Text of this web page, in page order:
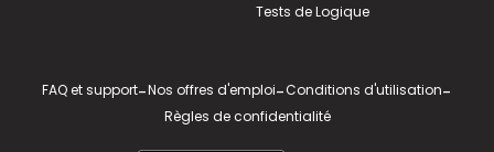
Tests de Logique
FAQ et support-Nos offres d'emploi-Conditions d'utilisation-
Règles de confidentialité